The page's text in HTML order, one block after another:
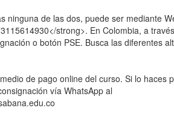
ninguna de las dos, puede ser mediante
strong>. En Colombia, a
o botón PSE. Busca las diferentes
de pago online del curso. Si lo haces
vía WhatsApp al